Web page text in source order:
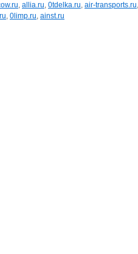
, allia.ru, 0tdelka.ru, air-transports.ru
, 0limp.ru, ainst.ru